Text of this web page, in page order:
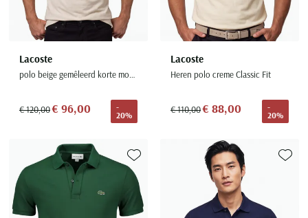
Lacoste
polo beige gemêleerd korte mouw normale fit
€ 120,00€ 96,00
-
20%
Lacoste
Heren polo creme Classic Fit
€ 110,00€ 88,00
-
20%
Toevoegen aan favorieten